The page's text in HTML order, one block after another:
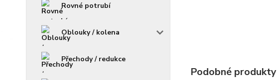
Rovné potrubí
Oblouky / kolena
Přechody / redukce
Podobné produkty